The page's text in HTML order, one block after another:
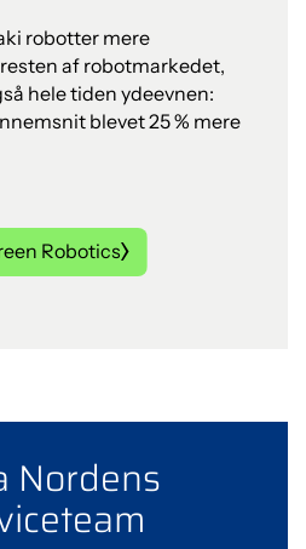
robotter mere
af robotmarkedet,
hele tiden ydeevnen:
blevet 25 % mere
Robotics
Nordens